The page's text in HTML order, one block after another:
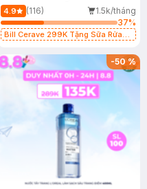
473ml
4.9 (116)
1.5k/tháng
37%
Bill Cerave 299K Tặng Sữa Rửa
-50%